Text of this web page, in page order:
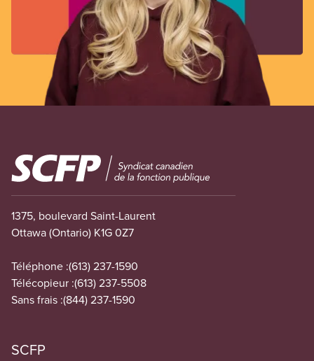
Image
1375, boulevard Saint-Laurent
Ottawa (Ontario) K1G 0Z7
Téléphone :(613) 237-1590
Télécopieur :(613) 237-5508
Sans frais :(844) 237-1590
SCFP